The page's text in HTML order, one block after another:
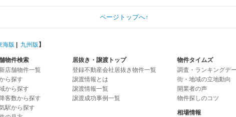
ページトップへ↑
海版 九州版 】
物件検索
店舗物件一覧
ら探す
から探す
客数から探す
駅から探す
居抜き・譲渡トップ
登録不動産会社居抜き物件一覧
譲渡情報とは
譲渡情報一覧
譲渡成功事例一覧
物件タイムズ
調査・ランキングデ
街・地域の立地動向
開業者の声
物件探しのコツ
相場情報